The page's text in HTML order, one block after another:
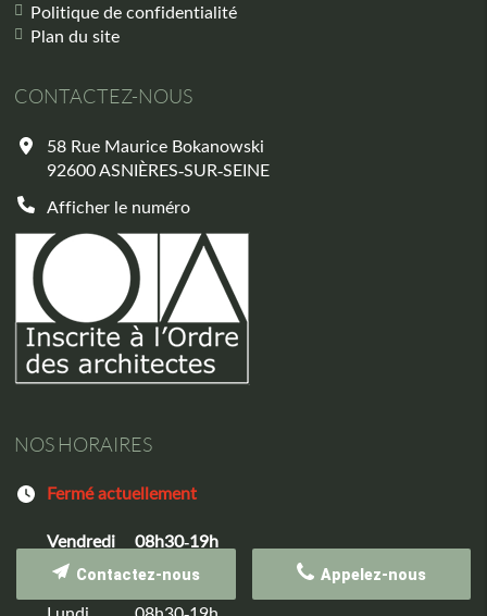
Politique de confidentialité
Plan du site
CONTACTEZ-NOUS
58 Rue Maurice Bokanowski
92600ASNIÈRES-SUR-SEINE
Afficher le numéro
NOS HORAIRES
Fermé actuellement
Vendredi
08h30-19h
Samedi
Fermé
Appelez-nous
Contactez-nous